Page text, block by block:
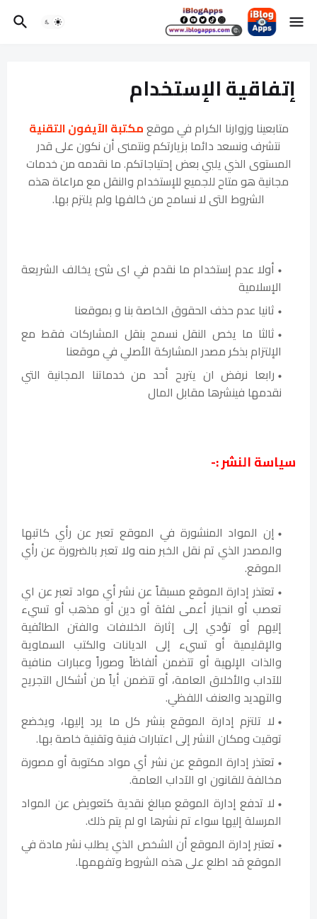
إتفاقية الإستخدام
متابعينا وزوارنا الكرام في موقعمكتبة الآيفون التقنية
نتشرف ونسعد دائما بزيارتكم ونتمنى أن نكون على قدر
المستوى الذي يلبي بعض إحتياجاتكم. ما نقدمه من خدمات
مجانية هو متاح للجميع للإستخدام والنقل مع مراعاة هذه
الشروط التى لا نسامح من خالفها ولم يلتزم بها.
أولا عدم إستخدام ما نقدم في اى شئ يخالف الشريعة
الإسلامية
ثانيا عدم حذف الحقوق الخاصة بنا و بموقعنا
ثالثا ما يخص النقل نسمح بنقل المشاركات فقط مع
الإلتزام بذكر مصدر المشاركة الأصلي في موقعنا
رابعا نرفض ان يتربح أحد من خدماتنا المجانية التي
نقدمها فينشرها مقابل المال
سياسة النشر :-
إن المواد المنشورة في الموقع تعبر عن رأي كاتبها
والمصدر الذي تم نقل الخبر منه ولا تعبر بالضرورة عن رأي
الموقع.
تعتذر إدارة الموقع مسبقاً عن نشر أي مواد تعبر عن اي
تعصب أو انحياز أعمى لفئة أو دين أو مذهب أو تسيء
إليهم أو تؤدي إلى إثارة الخلافات والفتن الطائفية
والإقليمية أو تسيء إلى الديانات والكتب السماوية
والذات الإلهية أو تتضمن ألفاظاً وصوراً وعبارات منافية
للآداب والأخلاق العامة، أو تتضمن أياً من أشكال التجريح
والتهديد والعنف اللفظي.
لا تلتزم إدارة الموقع بنشر كل ما يرد إليها، ويخضع
توقيت ومكان النشر إلى اعتبارات فنية وتقنية خاصة بها.
تعتذر إدارة الموقع عن نشر أي مواد مكتوبة أو مصورة
مخالفة للقانون او الآداب العامة.
لا تدفع إدارة الموقع مبالغ نقدية كتعويض عن المواد
المرسلة إليها سواء تم نشرها او لم يتم ذلك.
تعتبر إدارة الموقع أن الشخص الذي يطلب نشر مادة في
الموقع قد اطلع على هذه الشروط وتفهمها.